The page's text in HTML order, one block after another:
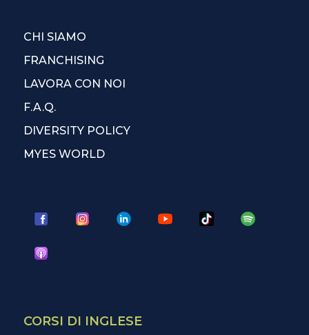
CHI SIAMO
FRANCHISING
LAVORA CON NOI
F.A.Q.
DIVERSITY POLICY
MYES WORLD
CORSI DI INGLESE